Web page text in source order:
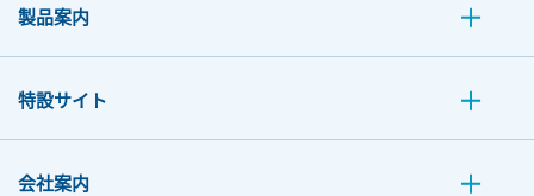
製品案内
特設サイト
会社案内